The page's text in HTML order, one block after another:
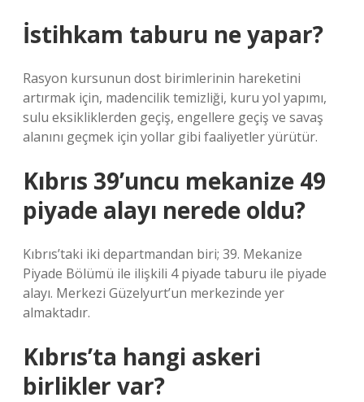
İstihkam taburu ne yapar?
Rasyon kursunun dost birimlerinin hareketini
artırmak için, madencilik temizliği, kuru yol yapımı,
sulu eksikliklerden geçiş, engellere geçiş ve savaş
alanını geçmek için yollar gibi faaliyetler yürütür.
Kıbrıs 39’uncu mekanize 49
piyade alayı nerede oldu?
Kıbrıs’taki iki departmandan biri; 39. Mekanize
Piyade Bölümü ile ilişkili 4 piyade taburu ile piyade
alayı. Merkezi Güzelyurt’un merkezinde yer
almaktadır.
Kıbrıs’ta hangi askeri
birlikler var?